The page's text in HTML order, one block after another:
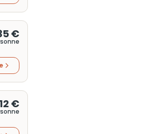
€
12 €